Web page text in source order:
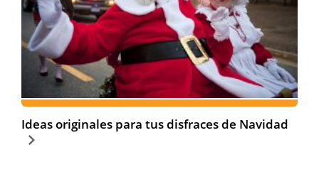
Ideas originales para tus disfraces de Navidad